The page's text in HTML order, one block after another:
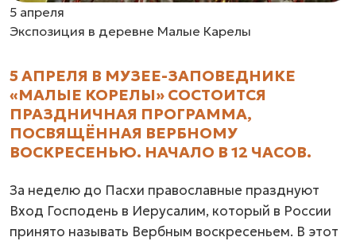
5 апреля
Экспозиция в деревне Малые Карелы
5 АПРЕЛЯ В МУЗЕЕ-ЗАПОВЕДНИКЕ
«МАЛЫЕ КОРЕЛЫ» СОСТОИТСЯ
ПРАЗДНИЧНАЯ ПРОГРАММА,
ПОСВЯЩЁННАЯ ВЕРБНОМУ
ВОСКРЕСЕНЬЮ. НАЧАЛО В 12 ЧАСОВ.
За неделю до Пасхи православные празднуют
Вход Господень в Иерусалим, который в России
принято называть Вербным воскресеньем. В этот